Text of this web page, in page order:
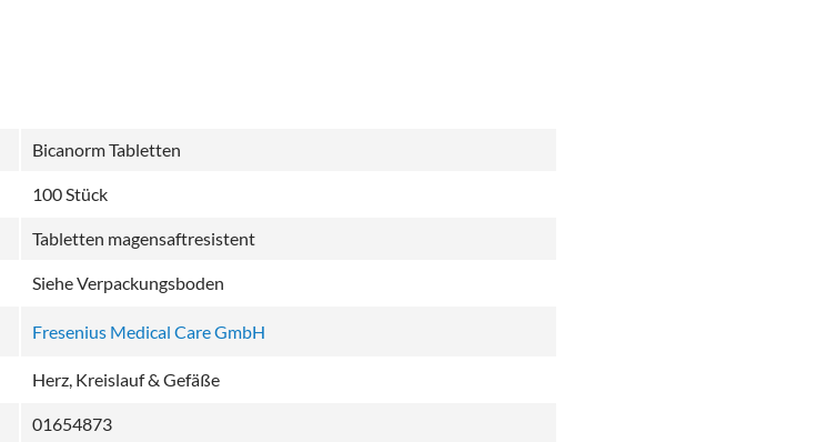
Bicanorm Tabletten
100 Stück
Tabletten magensaftresistent
Siehe Verpackungsboden
Fresenius Medical Care GmbH
Herz, Kreislauf & Gefäße
01654873